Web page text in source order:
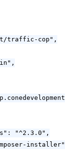
traffic-cop",
"^2.3.0",